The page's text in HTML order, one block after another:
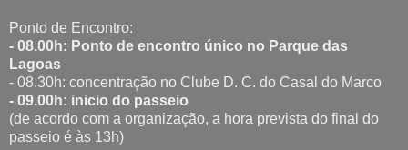
Ponto de Encontro:
- 08.00h: Ponto de encontro único no Parque das
Lagoas
- 08.30h: concentração no Clube D. C. do Casal do Marco
- 09.00h: inicio do passeio
(de acordo com a organização, a hora prevista do final do
passeio é às 13h)